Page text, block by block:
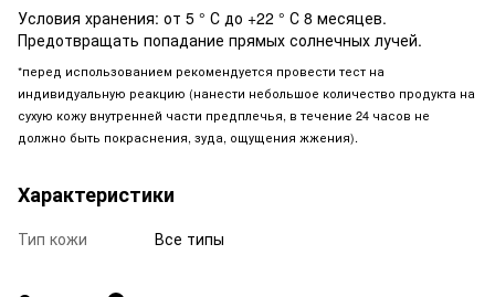
Условия хранения: от 5 ° С до +22 ° С 8 месяцев.
Предотвращать попадание прямых солнечных лучей.
*перед использованием рекомендуется провести тест на
индивидуальную реакцию (нанести небольшое количество продукта на
сухую кожу внутренней части предплечья, в течение 24 часов не
должно быть покраснения, зуда, ощущения жжения).
Характеристики
Тип кожи Все типы